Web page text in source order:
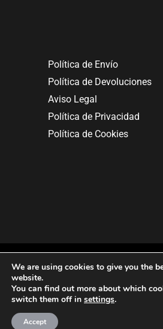
Política de Envío
Política de Devoluciones
Aviso Legal
Política de Privacidad
Política de Cookies
Copyright © 2025. All
We are using cookies to give you the
website.
You can find out more about which
switch them off in settings.
Accept